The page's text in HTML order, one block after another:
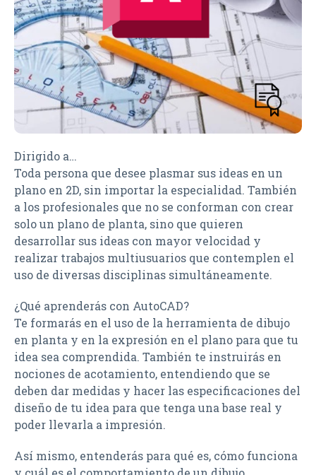
Dirigido a…
Toda persona que desee plasmar sus ideas en un
plano en 2D, sin importar la especialidad. También
a los profesionales que no se conforman con crear
solo un plano de planta, sino que quieren
desarrollar sus ideas con mayor velocidad y
realizar trabajos multiusuarios que contemplen el
uso de diversas disciplinas simultáneamente.
¿Qué aprenderás con AutoCAD?
Te formarás en el uso de la herramienta de dibujo
en planta y en la expresión en el plano para que tu
idea sea comprendida. También te instruirás en
nociones de acotamiento, entendiendo que se
deben dar medidas y hacer las especificaciones del
diseño de tu idea para que tenga una base real y
poder llevarla a impresión.
Así mismo, entenderás para qué es, cómo funciona